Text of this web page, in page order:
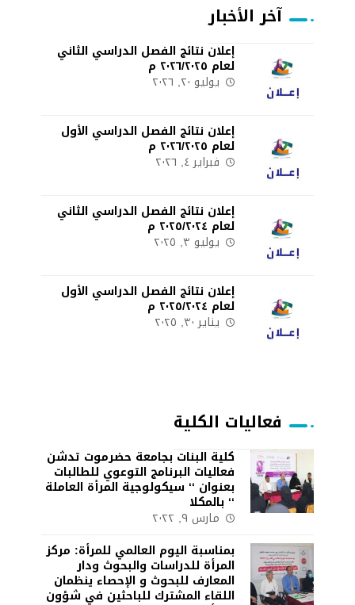
آخر الأخبار
إعلان نتائج الفصل الدراسي الثاني
لعام ٢٠٢٦/٢٠٢٥ م
يوليو ٢٠, ٢٠٢٦
إعلان نتائج الفصل الدراسي الأول
لعام ٢٠٢٦/٢٠٢٥ م
فبراير ٤, ٢٠٢٦
إعلان نتائج الفصل الدراسي الثاني
لعام ٢٠٢٥/٢٠٢٤ م
يوليو ٣, ٢٠٢٥
إعلان نتائج الفصل الدراسي الأول
لعام ٢٠٢٥/٢٠٢٤ م
يناير ٣٠, ٢٠٢٥
فعاليات الكلية
كلية البنات بجامعة حضرموت تدشن
فعاليات البرنامج التوعوي للطالبات
بعنوان ‘‘ سيكولوجية المرأة العاملة
‘‘ بالمكلا
مارس ٩, ٢٠٢٢
بمناسبة اليوم العالمي للمرأة: مركز
المرأة للدراسات والبحوث ودار
المعارف للبحوث و الإحصاء ينظمان
اللقاء المشترك للباحثين في شؤون